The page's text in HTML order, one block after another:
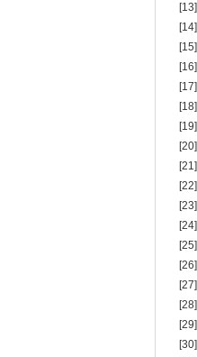
[13]
[14]
[15]
[16]
[17]
[18]
[19]
[20]
[21]
[22]
[23]
[24]
[25]
[26]
[27]
[28]
[29]
[30]